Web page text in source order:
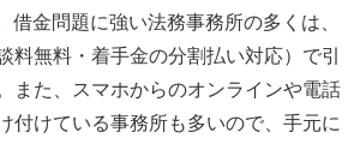
借金問題に強い法務事務所の多くは、
料無料・着手金の分割払い対応）で引
また、スマホからのオンラインや電話
付けている事務所も多いので、手元に